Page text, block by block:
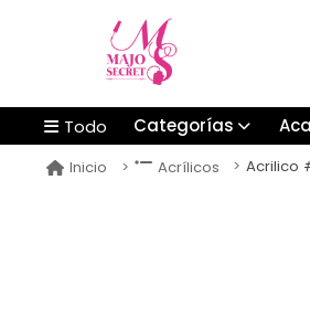
Todo Categorías
Inicio Acrílicos Acrilico